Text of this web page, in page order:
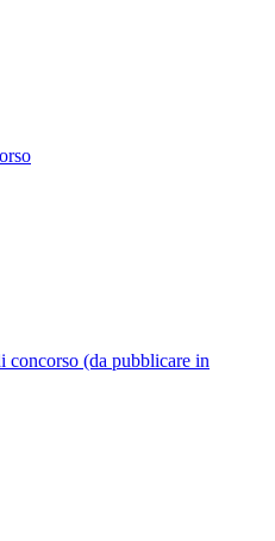
concorso (da pubblicare in